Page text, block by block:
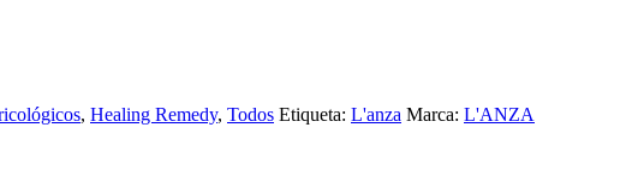
, Healing Remedy, Todos Etiqueta: L'anza Marca: L'ANZA